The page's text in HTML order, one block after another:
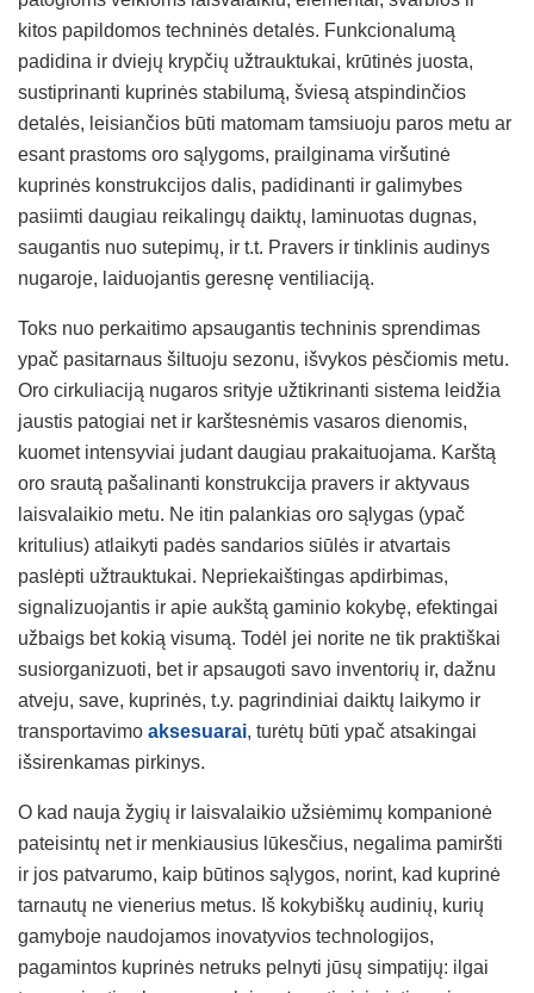
kitos papildomos techninės detalės. Funkcionalumą
padidina ir dviejų krypčių užtrauktukai, krūtinės juosta,
sustiprinanti kuprinės stabilumą, šviesą atspindinčios
detalės, leisiančios būti matomam tamsiuoju paros metu ar
esant prastoms oro sąlygoms, prailginama viršutinė
kuprinės konstrukcijos dalis, padidinanti ir galimybes
pasiimti daugiau reikalingų daiktų, laminuotas dugnas,
saugantis nuo sutepimų, ir t.t. Pravers ir tinklinis audinys
nugaroje, laiduojantis geresnę ventiliaciją.
Toks nuo perkaitimo apsaugantis techninis sprendimas
ypač pasitarnaus šiltuoju sezonu, išvykos pėsčiomis metu.
Oro cirkuliaciją nugaros srityje užtikrinanti sistema leidžia
jaustis patogiai net ir karštesnėmis vasaros dienomis,
kuomet intensyviai judant daugiau prakaituojama. Karštą
oro srautą pašalinanti konstrukcija pravers ir aktyvaus
laisvalaikio metu. Ne itin palankias oro sąlygas (ypač
kritulius) atlaikyti padės sandarios siūlės ir atvartais
paslėpti užtrauktukai. Nepriekaištingas apdirbimas,
signalizuojantis ir apie aukštą gaminio kokybę, efektingai
užbaigs bet kokią visumą. Todėl jei norite ne tik praktiškai
susiorganizuoti, bet ir apsaugoti savo inventorių ir, dažnu
atveju, save, kuprinės, t.y. pagrindiniai daiktų laikymo ir
transportavimo aksesuarai, turėtų būti ypač atsakingai
išsirenkamas pirkinys.
O kad nauja žygių ir laisvalaikio užsiėmimų kompanionė
pateisintų net ir menkiausius lūkesčius, negalima pamiršti
ir jos patvarumo, kaip būtinos sąlygos, norint, kad kuprinė
tarnautų ne vienerius metus. Iš kokybiškų audinių, kurių
gamyboje naudojamos inovatyvios technologijos,
pagamintos kuprinės netruks pelnyti jūsų simpatijų: ilgai